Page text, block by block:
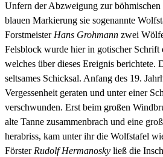
Unfern der Abzweigung zur
blauen Markierung sie sogenannte
Forstmeister Hans Grohmann zwei
Felsblock wurde hier in gotischer Schrift
welches über dieses Ereignis berichtete.
seltsames Schicksal. Anfang des 19.
Vergessenheit geraten und unter einer
verschwunden. Erst beim großen
alte Tanne zusammenbrach und eine
herabriss, kam unter ihr die Wolfstafel
Förster Rudolf Hermanosky ließ die